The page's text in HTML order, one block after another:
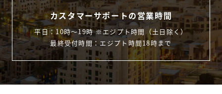
カスタマーサポートの営業時間
平日：10時〜19時 ※エジプト時間（土日除く）
最終受付時間：エジプト時間18時まで